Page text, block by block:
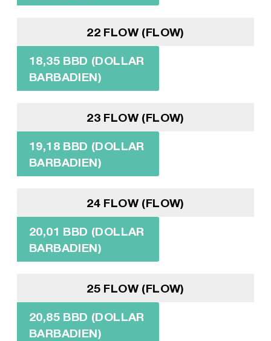
22 FLOW (FLOW)
18,35 BBD (DOLLAR
BARBADIEN)
23 FLOW (FLOW)
19,18 BBD (DOLLAR
BARBADIEN)
24 FLOW (FLOW)
20,01 BBD (DOLLAR
BARBADIEN)
25 FLOW (FLOW)
20,85 BBD (DOLLAR
BARBADIEN)